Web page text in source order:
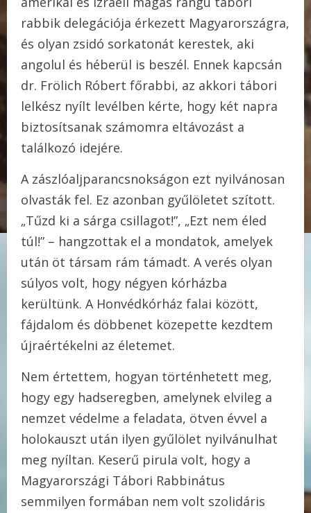
rabbik delegációja érkezett Magyarországra,
és olyan zsidó sorkatonát kerestek, aki
angolul és héberül is beszél. Ennek kapcsán
dr. Frölich Róbert főrabbi, az akkori tábori
lelkész nyílt levélben kérte, hogy két napra
biztosítsanak számomra eltávozást a
találkozó idejére.
A zászlóaljparancsnokságon ezt nyilvánosan
olvasták fel. Ez azonban gyűlöletet szított.
„Tűzd ki a sárga csillagot!”, „Ezt nem éled
túl!” – hangzottak el a mondatok, amelyek
után öt társam rám támadt. A verés olyan
súlyos volt, hogy négyen kórházba
kerültünk. A Honvédkórház falai között,
fájdalom és döbbenet közepette kezdtem
újraértékelni az életemet.
Nem értettem, hogyan történhetett meg,
hogy egy hadseregben, amelynek elvileg a
nemzet védelme a feladata, ötven évvel a
holokauszt után ilyen gyűlölet nyilvánulhat
meg nyíltan. Keserű pirula volt, hogy a
Magyarországi Tábori Rabbinátus
semmilyen formában nem volt szolidáris